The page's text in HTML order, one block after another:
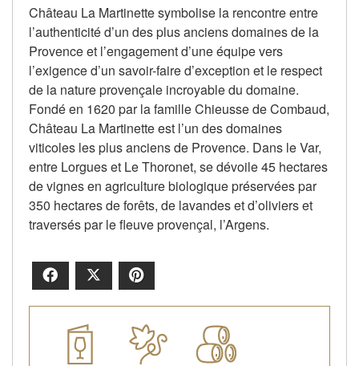
Château La Martinette symbolise la rencontre entre
l’authenticité d’un des plus anciens domaines de la
Provence et l’engagement d’une équipe vers
l’exigence d’un savoir-faire d’exception et le respect
de la nature provençale incroyable du domaine.
Fondé en 1620 par la famille Chieusse de Combaud,
Château La Martinette est l’un des domaines
viticoles les plus anciens de Provence. Dans le Var,
entre Lorgues et Le Thoronet, se dévoile 45 hectares
de vignes en agriculture biologique préservées par
350 hectares de forêts, de lavandes et d’oliviers et
traversés par le fleuve provençal, l’Argens.
Facebook